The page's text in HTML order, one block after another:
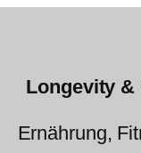
Longevity &
Ernährung,